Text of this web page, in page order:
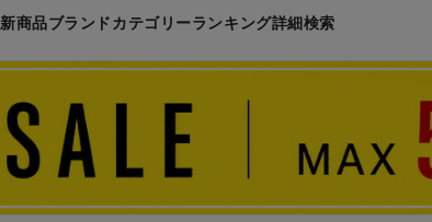
新商品ブランド カテゴリーランキング詳細検索